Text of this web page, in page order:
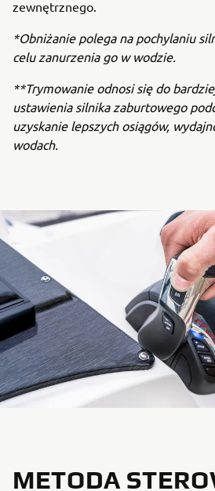
zewnętrznego.
*Obniżanie polega na pochylaniu
celu zanurzenia go w wodzie.
**Trymowanie odnosi się do
ustawienia silnika zaburtowego
uzyskanie lepszych osiągów,
wodach.
METODA